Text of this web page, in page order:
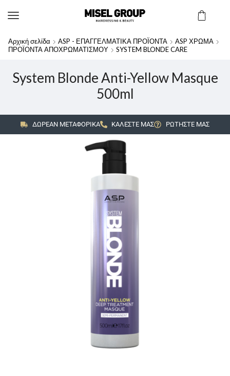
Αρχική σελίδα ASP - ΕΠΑΓΓΕΛΜΑΤΙΚΑ ΠΡΟΪΟΝΤΑ
ASP ΧΡΩΜΑ
ΠΡΟΪΟΝΤΑ ΑΠΟΧΡΩΜΑΤΙΣΜΟΥ
SYSTEM BLONDE CARE
System Blonde Anti-Yellow Masque
500ml
ΔΩΡΕΑΝ ΜΕΤΑΦΟΡΙΚΑ ΚΑΛΕΣΤΕ ΜΑΣ ΡΩΤΗΣΤΕ ΜΑΣ